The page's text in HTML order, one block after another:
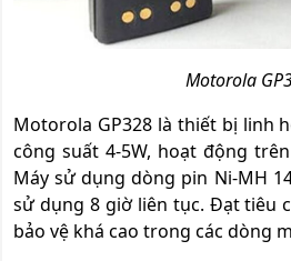
Motorola
Motorola GP328 là thiết bị linh
công suất 4-5W, hoạt động
Máy sử dụng dòng pin Ni-MH
sử dụng 8 giờ liên tục. Đạt tiêu
bảo vệ khá cao trong các dòng